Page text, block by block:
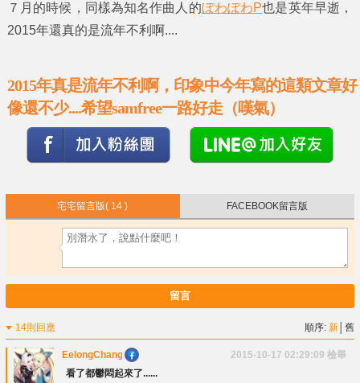
７月的時候，同樣為知名作曲人的ぽわぽわP也是英年早逝，
2015年還真的是流年不利啊....
2015年真是流年不利啊，印象中今年寫的這類文章好
像還不少....希望samfree一路好走（嘆氣）
宅宅留言版( 14 ) FACEBOOK留言版
留言
14則回應 順序:新 │舊
EelongChang 2015-10-17 02:29:09 檢舉
看了都鬱悶起來了......